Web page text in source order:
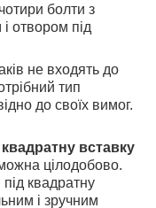
болти з
отвором під
не входять до
тип
до своїх вимог.
вставку
цілодобово.
квадратну
і зручним